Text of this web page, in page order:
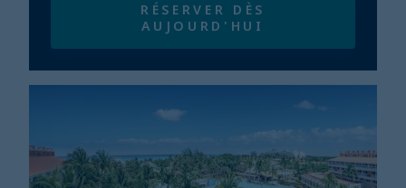
RÉSERVER DÈS
AUJOURD'HUI